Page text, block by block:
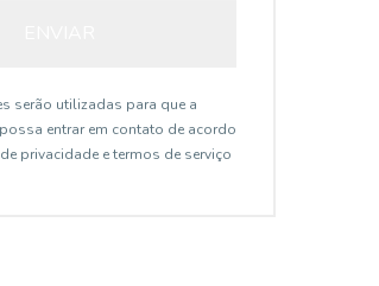
serão utilizadas para que a
entrar em contato de acordo
privacidade e termos de serviço